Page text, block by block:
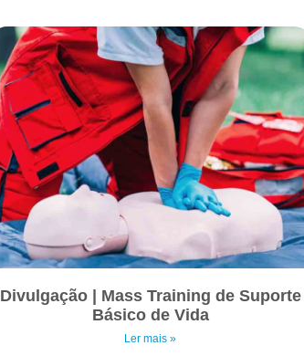
Divulgação | Mass Training de Suporte
Básico de Vida
Ler mais »